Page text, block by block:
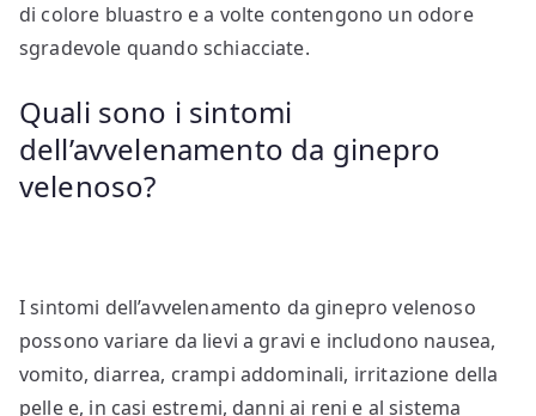
di colore bluastro e a volte contengono un odore
sgradevole quando schiacciate.
Quali sono i sintomi
dell’avvelenamento da ginepro
velenoso?
I sintomi dell’avvelenamento da ginepro velenoso
possono variare da lievi a gravi e includono nausea,
vomito, diarrea, crampi addominali, irritazione della
pelle e, in casi estremi, danni ai reni e al sistema